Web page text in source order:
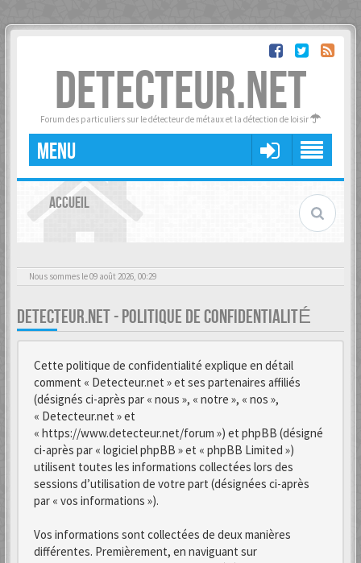
DETECTEUR.NET
Forum des particuliers sur le détecteur de métaux et la détection de loisir
MENU
ACCUEIL
Nous sommes le 09 août 2026, 00:29
DETECTEUR.NET - POLITIQUE DE CONFIDENTIALITÉ
Cette politique de confidentialité explique en détail
comment « Detecteur.net » et ses partenaires affiliés
(désignés ci-après par « nous », « notre », « nos »,
« Detecteur.net » et
« https://www.detecteur.net/forum ») et phpBB (désigné
ci-après par « logiciel phpBB » et « phpBB Limited »)
utilisent toutes les informations collectées lors des
sessions d’utilisation de votre part (désignées ci-après
par « vos informations »).
Vos informations sont collectées de deux manières
différentes. Premièrement, en naviguant sur